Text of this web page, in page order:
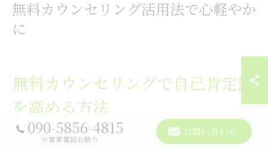
無料カウンセリング活用法で心軽やか
に
無料カウンセリングで自己肯定感
を高める方法
自己肯定感を高めたいと感じている方にとって、無料カ
090-5856-4815
※営業電話お断り
お問い合わせ